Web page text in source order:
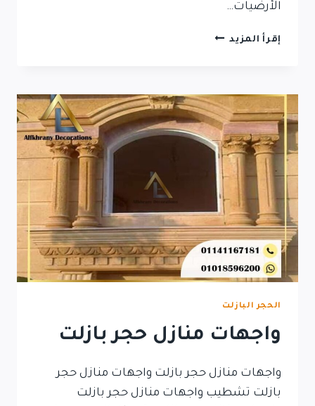
الأرضيات…
إقرأ المزيد ديكورات
الحجر البازلت
واجهات منازل حجر بازلت
واجهات منازل حجر بازلت واجهات منازل حجر
بازلت تشطيب واجهات منازل حجر بازلت